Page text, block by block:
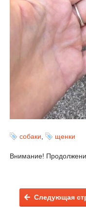
собаки щенки
Внимание!
Следующая